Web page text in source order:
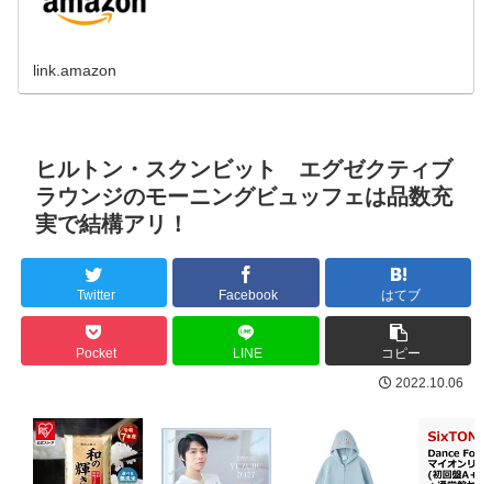
link.amazon
ヒルトン・スクンビット エグゼクティブ
ラウンジのモーニングビュッフェは品数充
実で結構アリ！
Twitter Facebook はてブ
Pocket LINE
コピー
2022.10.06